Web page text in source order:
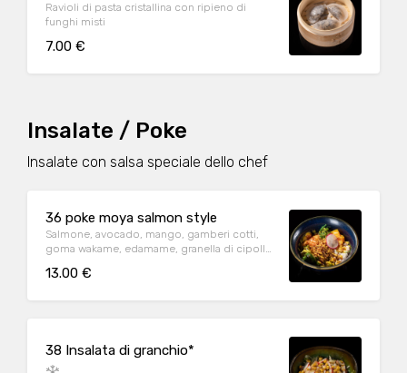
Ravioli di pasta cristallina con ripieno di
funghi misti
7.00 €
Insalate / Poke
Insalate con salsa speciale dello chef
36 poke moya salmon style
Salmone, avocado, mango, gamberi cotti,
goma wakame, edamame, granella di cipolla
13.00 €
38 Insalata di granchio*